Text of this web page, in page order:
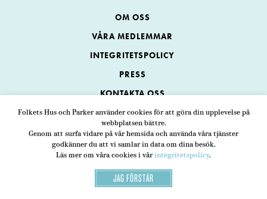
Folkets Hus och Parker använder cookies för att göra din upplevelse på
webbplatsen bättre.
Genom att surfa vidare på vår hemsida och använda våra tjänster
godkänner du att vi samlar in data om dina besök.
Läs mer om våra cookies i vår integritetspolicy.
JAG FÖRSTÅR
OM OSS
VÅRA MEDLEMMAR
INTEGRITETSPOLICY
PRESS
KONTAKTA OSS
Folkets Hus och Parker
ADRESS Swedenborgsgatan 1
118 48 Stockholm
TELEFON 08-452 25 00